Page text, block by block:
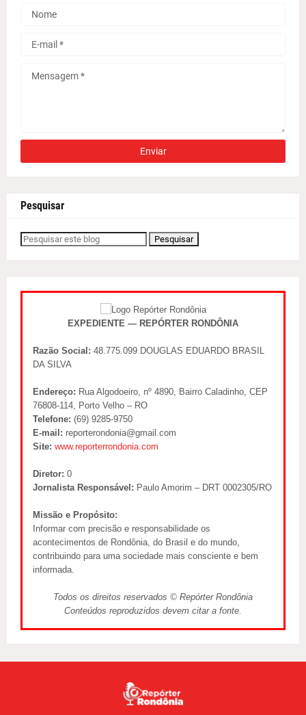
Pesquisar
EXPEDIENTE — REPÓRTER RONDÔNIA
Razão Social: 48.775.099 DOUGLAS EDUARDO BRASIL
DA SILVA
Endereço: Rua Algodoeiro, nº 4890, Bairro Caladinho, CEP
76808-114, Porto Velho – RO
Telefone: (69) 9285-9750
E-mail: reporterondonia@gmail.com
Site: www.reporterrondonia.com
Diretor: 0
Jornalista Responsável: Paulo Amorim – DRT 0002305/RO
Missão e Propósito:
Informar com precisão e responsabilidade os
acontecimentos de Rondônia, do Brasil e do mundo,
contribuindo para uma sociedade mais consciente e bem
informada.
Todos os direitos reservados © Repórter Rondônia
Conteúdos reproduzidos devem citar a fonte.